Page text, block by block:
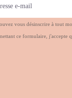
vous désinscrire à tout
ce formulaire, j'accepte